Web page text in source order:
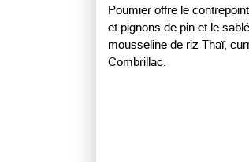
Poumier offre le
et pignons de pin et le
mousseline de riz Thaï,
Combrillac.